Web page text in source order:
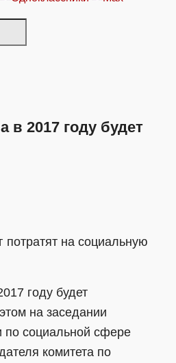
в 2017 году будет
на социальную
году будет
на заседании
по социальной сфере
комитета по